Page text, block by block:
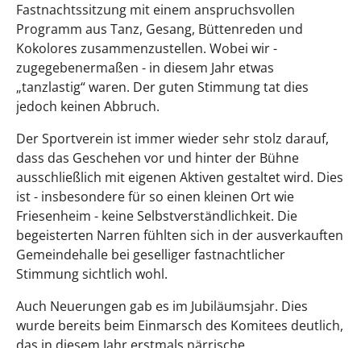
Fastnachtssitzung mit einem anspruchsvollen
Programm aus Tanz, Gesang, Büttenreden und
Kokolores zusammenzustellen. Wobei wir -
zugegebenermaßen - in diesem Jahr etwas
„tanzlastig“ waren. Der guten Stimmung tat dies
jedoch keinen Abbruch.
Der Sportverein ist immer wieder sehr stolz darauf,
dass das Geschehen vor und hinter der Bühne
ausschließlich mit eigenen Aktiven gestaltet wird. Dies
ist - insbesondere für so einen kleinen Ort wie
Friesenheim - keine Selbstverständlichkeit. Die
begeisterten Narren fühlten sich in der ausverkauften
Gemeindehalle bei geselliger fastnachtlicher
Stimmung sichtlich wohl.
Auch Neuerungen gab es im Jubiläumsjahr. Dies
wurde bereits beim Einmarsch des Komitees deutlich,